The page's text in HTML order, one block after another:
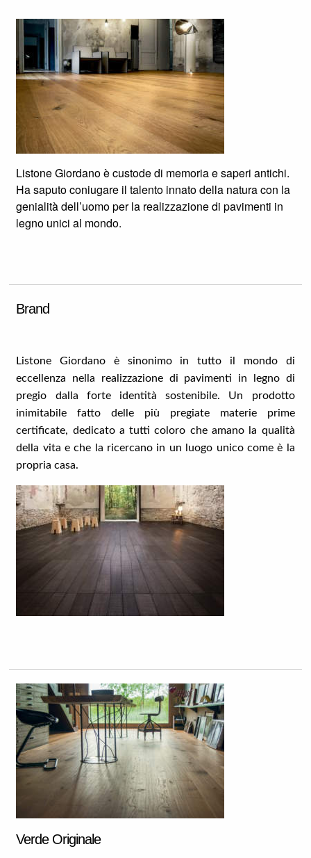
Listone Giordano è custode di memoria e saperi antichi.
Ha saputo coniugare il talento innato della natura con la
genialità dell’uomo per la realizzazione di pavimenti in
legno unici al mondo.
Brand
Listone Giordano è sinonimo in tutto il mondo di
eccellenza nella realizzazione di pavimenti in legno di
pregio dalla forte identità sostenibile. Un prodotto
inimitabile fatto delle più pregiate materie prime
certificate, dedicato a tutti coloro che amano la qualità
della vita e che la ricercano in un luogo unico come è la
propria casa.
Verde Originale